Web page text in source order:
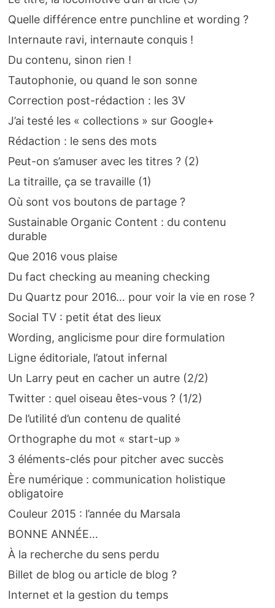
Quelle différence entre punchline et wording ?
Internaute ravi, internaute conquis !
Du contenu, sinon rien !
Tautophonie, ou quand le son sonne
Correction post-rédaction : les 3V
J’ai testé les « collections » sur Google+
Rédaction : le sens des mots
Peut-on s’amuser avec les titres ? (2)
La titraille, ça se travaille (1)
Où sont vos boutons de partage ?
Sustainable Organic Content : du contenu
durable
Que 2016 vous plaise
Du fact checking au meaning checking
Du Quartz pour 2016… pour voir la vie en rose ?
Social TV : petit état des lieux
Wording, anglicisme pour dire formulation
Ligne éditoriale, l’atout infernal
Un Larry peut en cacher un autre (2/2)
Twitter : quel oiseau êtes-vous ? (1/2)
De l’utilité d’un contenu de qualité
Orthographe du mot « start-up »
3 éléments-clés pour pitcher avec succès
Ère numérique : communication holistique
obligatoire
Couleur 2015 : l’année du Marsala
BONNE ANNÉE…
À la recherche du sens perdu
Billet de blog ou article de blog ?
Internet et la gestion du temps